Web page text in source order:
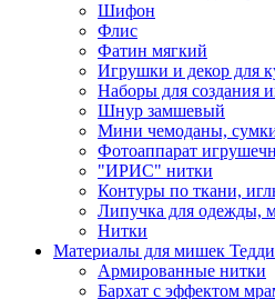
Шифон
Флис
Фатин мягкий
Игрушки и декор для
Наборы для создания
Шнур замшевый
Мини чемоданы,
Фотоаппарат
"ИРИС" нитки
Контуры по ткани,
Липучка для одежды,
Нитки
Материалы для мишек Тедди
Армированные нитки
Бархат с эффектом